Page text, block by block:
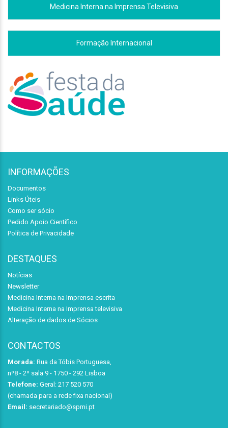
Medicina Interna na Imprensa Televisiva
Formação Internacional
INFORMAÇÕES
Documentos
Links Úteis
Como ser sócio
Pedido Apoio Científico
Política de Privacidade
DESTAQUES
Notícias
Newsletter
Medicina Interna na Imprensa escrita
Medicina Interna na Imprensa televisiva
Alteração de dados de Sócios
CONTACTOS
Morada: Rua da Tóbis Portuguesa,
nº8 - 2º sala 9 - 1750 - 292 Lisboa
Telefone: Geral: 217 520 570
(chamada para a rede fixa nacional)
Email: secretariado@spmi.pt